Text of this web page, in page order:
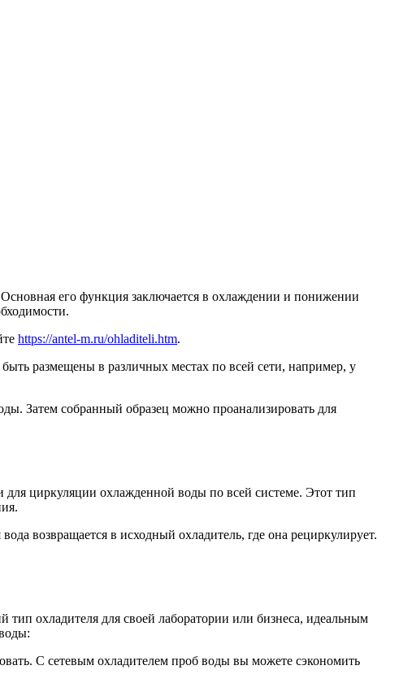
его функция заключается в охлаждении и понижении
https://antel-m.ru/ohladiteli.htm.
размещены в различных местах по всей сети, например, у
Затем собранный образец можно проанализировать для
для циркуляции охлажденной воды по всей системе. Этот тип
возвращается в исходный охладитель, где она рециркулирует.
охладителя для своей лаборатории или бизнеса, идеальным
С сетевым охладителем проб воды вы можете сэкономить